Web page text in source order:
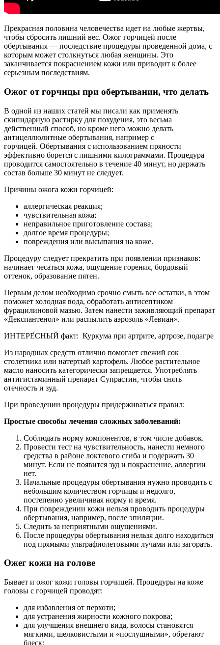
Прекрасная половина человечества идет на любые жертвы,
чтобы сбросить лишний вес. Ожог горчицей после
обертывания — последствие процедуры проведенной дома, с
которым может столкнуться любая женщины. Это
заканчивается покраснением кожи или приводит к более
серьезным последствиям.
Ожог от горчицы при обертывании, что делать
В одной из наших статей мы писали как применять
скипидарную растирку для похудения, это весьма
действенный способ, но кроме него можно делать
антицеллюлитные обертывания, например с
горчицей. Обертывания с использованием пряности
эффективно борется с лишними килограммами. Процедура
проводится самостоятельно в течение 40 минут, но держать
состав больше 30 минут не следует.
Причины ожога кожи горчицей:
аллергическая реакция;
чувствительная кожа;
неправильное приготовление состава;
долгое время процедуры;
повреждения или высыпания на коже.
Процедуру следует прекратить при появлении признаков:
начинает чесаться кожа, ощущение горения, бордовый
оттенок, образование пятен.
Первым делом необходимо срочно смыть все остатки, в этом
поможет холодная вода, обработать антисептиком
фурацилиновой мазью. Затем нанести заживляющий препарат
«Декспантенол» или распылить аэрозоль «Левиан».
ИНТЕРЕ́СНЫЙ факт: Куркума при артрите, артрозе, подагре
Из народных средств отлично помогает свежий сок
столетника или натертый картофель. Любое растительное
масло наносить категорически запрещается. Употреблять
антигистаминный препарат Супрастин, чтобы снять
отечность и зуд.
При проведении процедуры придерживаться правил:
Простые способы лечения сложных заболеваний:
Соблюдать норму компонентов, в том числе добавок.
Провести тест на чувствительность, нанести немного
средства в районе локтевого сгиба и подержать 30
минут. Если не появится зуд и покраснение, аллергии
нет.
Начальные процедуры обертывания нужно проводить с
небольшим количеством горчицы и недолго,
постепенно увеличивая норму и время.
При повреждении кожи нельзя проводить процедуры
обертывания, например, после эпиляции.
Следить за неприятными ощущениями.
После процедуры обертывания нельзя долго находиться
под прямыми ультрафиолетовыми лучами или загорать.
Ожег кожи на голове
Бывает и ожог кожи головы горчицей. Процедуры на коже
головы с горчицей проводят:
для избавления от перхоти;
для устранения жирности кожного покрова;
для улучшения внешнего вида, волосы становятся
мягкими, шелковистыми и «послушными», обретают
блеск;